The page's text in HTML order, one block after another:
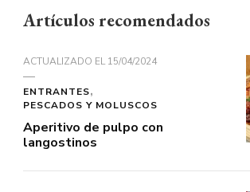
Artículos recomendados
ACTUALIZADO EL15/04/2024
ENTRANTES
PESCADOS Y MOLUSCOS
Aperitivo de pulpo con
langostinos